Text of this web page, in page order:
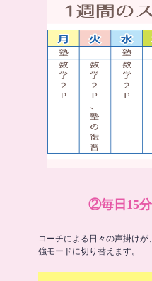
②毎日15
コーチによる日々の声掛け
強モードに切り替えます。